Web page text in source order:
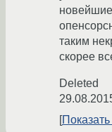
таким
скорее
Deleted
Показать